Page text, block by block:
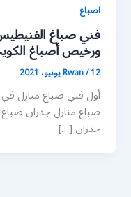
اصباغ
ورخيص أصباغ
Rwan/12 يونيو، 2021
أول فني صباغ منازل
صباغ منازل جدران
جدران […]